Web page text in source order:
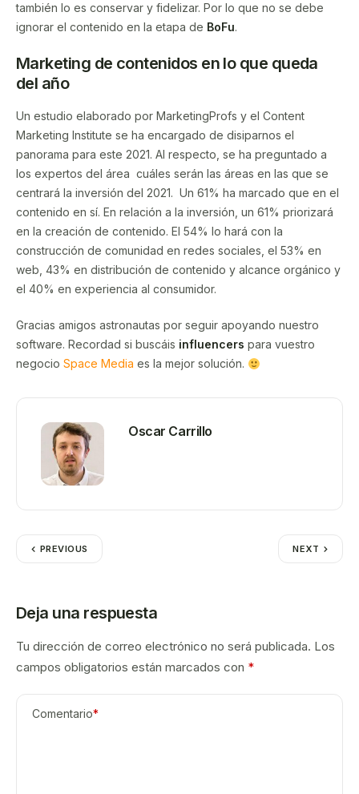
también lo es conservar y fidelizar. Por lo que no se debe
ignorar el contenido en la etapa de BoFu.
Marketing de contenidos en lo que queda
del año
Un estudio elaborado por MarketingProfs y el Content
Marketing Institute se ha encargado de disiparnos el
panorama para este 2021. Al respecto, se ha preguntado a
los expertos del área cuáles serán las áreas en las que se
centrará la inversión del 2021. Un 61% ha marcado que en el
contenido en sí. En relación a la inversión, un 61% priorizará
en la creación de contenido. El 54% lo hará con la
construcción de comunidad en redes sociales, el 53% en
web, 43% en distribución de contenido y alcance orgánico y
el 40% en experiencia al consumidor.
Gracias amigos astronautas por seguir apoyando nuestro
software. Recordad si buscáis influencers para vuestro
negocio Space Media es la mejor solución.
Oscar Carrillo
PREVIOUS NEXT
Deja una respuesta
Tu dirección de correo electrónico no será publicada. Los
campos obligatorios están marcados con *
Comentario*